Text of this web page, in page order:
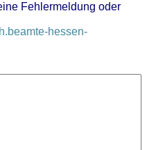
Fehlermeldung oder
hessen-